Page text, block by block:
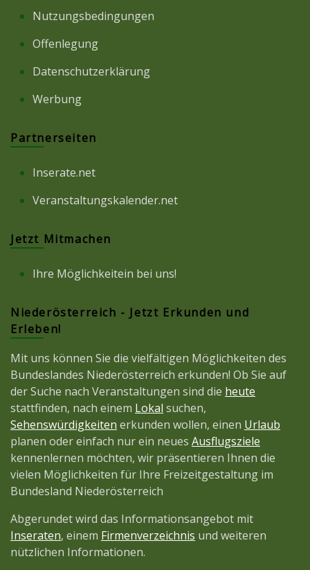
Nutzungsbedingungen
Offenlegung
Datenschutzerklärung
Werbung
Partnerseiten
Inserate.net
Veranstaltungskalender.net
Jetzt Mitmachen
Ihre Möglichkeitein bei uns!
Niederösterreich - Jetzt Erkunden und
Erleben!
Mit uns können Sie die vielfältigen Möglichkeiten des
Bundeslandes Niederösterreich erkunden! Ob Sie auf
der Suche nach Veranstaltungen sind die heute
stattfinden, nach einem Lokal suchen,
Sehenswürdigkeiten erkunden wollen, einen Urlaub
planen oder einfach nur ein neues Ausflugsziele
kennenlernen möchten, wir präsentieren Ihnen die
vielen Möglichkeiten für Ihre Freizeitgestaltung im
Bundesland Niederösterreich
Abgerundet wird das Informationsangebot mit
Inseraten, einem Firmenverzeichnis und weiteren
nützlichen Informationen.